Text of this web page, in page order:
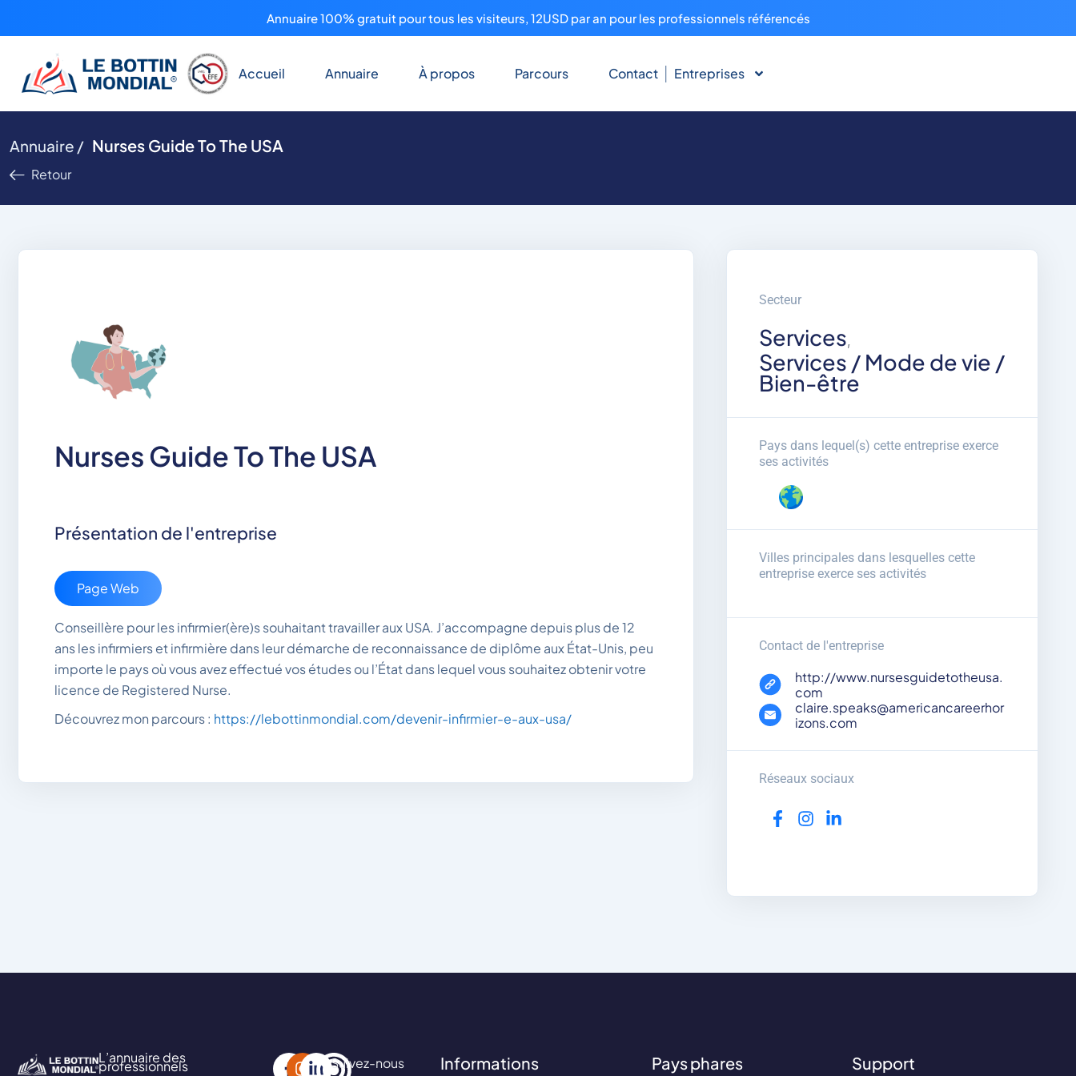
Annuaire 100% gratuit pour tous les visiteurs, 12USD par an pour les professionnels référencés
Accueil Annuaire À propos Parcours Contact Entreprises
Annuaire / Nurses Guide To The USA
Retour
Nurses Guide To The USA
Présentation de l'entreprise
Page Web
Conseillère pour les infirmier(ère)s souhaitant travailler aux USA. J’accompagne depuis plus de 12
ans les infirmiers et infirmière dans leur démarche de reconnaissance de diplôme aux État-Unis, peu
importe le pays où vous avez effectué vos études ou l’État dans lequel vous souhaitez obtenir votre
licence de Registered Nurse.
Découvrez mon parcours : https://lebottinmondial.com/devenir-infirmier-e-aux-usa/
Secteur
Services,
Services / Mode de vie /
Bien-être
Pays dans lequel(s) cette entreprise exerce
ses activités
Villes principales dans lesquelles cette
entreprise exerce ses activités
Contact de l'entreprise
http://www.nursesguidetotheusa.
com
claire.speaks@americancareerhor
izons.com
Réseaux sociaux
L’annuaire des
professionnels
Suivez-nous
Informations Pays phares Support